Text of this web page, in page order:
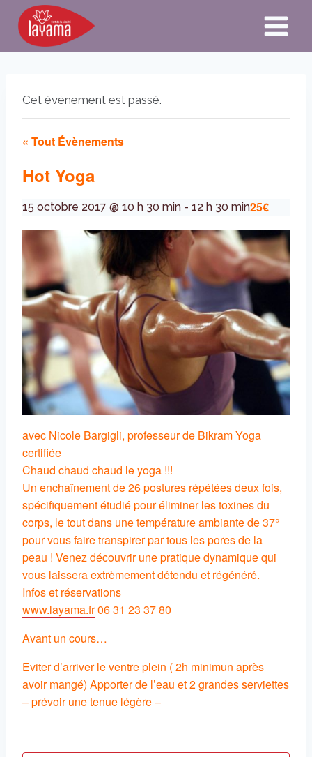
Aller
contenu
Cet évènement est passé.
« Tout Évènements
Hot Yoga
15 octobre 2017 @ 10 h 30 min - 12 h 30 min25€
avec Nicole Bargigli, professeur de Bikram Yoga
certifiée
Chaud chaud chaud le yoga !!!
Un enchaînement de 26 postures répétées deux fois,
spécifiquement étudié pour éliminer les toxines du
corps, le tout dans une température ambiante de 37°
pour vous faire transpirer par tous les pores de la
peau ! Venez découvrir une pratique dynamique qui
vous laissera extrèmement détendu et régénéré.
Infos et réservations
www.layama.fr06 31 23 37 80
Avant un cours…
Eviter d’arriver le ventre plein ( 2h minimun après
avoir mangé) Apporter de l’eau et 2 grandes serviettes
– prévoir une tenue légère –